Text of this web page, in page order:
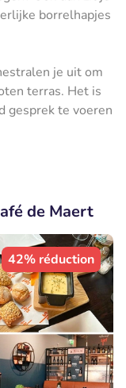
borrelhapjes
je uit om
terras. Het is
gesprek te voeren
de Maert
42% réduction